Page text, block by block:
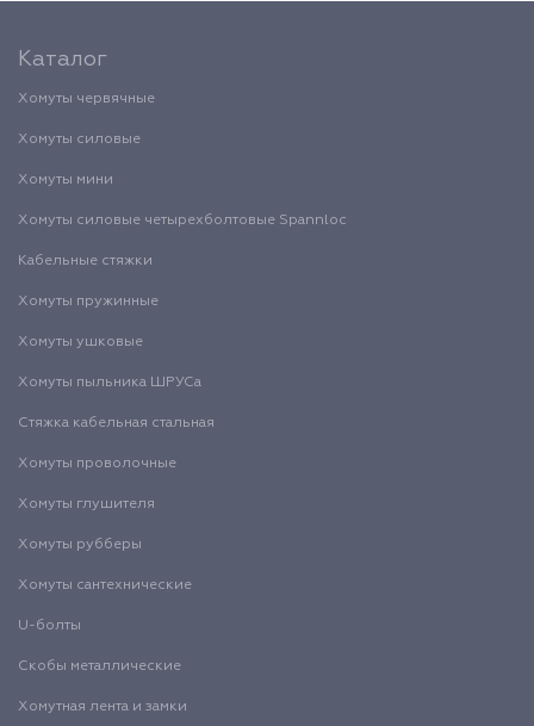
Каталог
Хомуты червячные
Хомуты силовые
Хомуты мини
Хомуты силовые четырехболтовые Spannloc
Кабельные стяжки
Хомуты пружинные
Хомуты ушковые
Хомуты пыльника ШРУСа
Стяжка кабельная стальная
Хомуты проволочные
Хомуты глушителя
Хомуты рубберы
Хомуты сантехнические
U-болты
Скобы металлические
Хомутная лента и замки